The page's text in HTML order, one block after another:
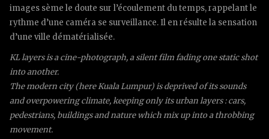
images sème le doute sur l’écoulement du temps, rappelant le
rythme d’une caméra se surveillance. Il en résulte la sensation
d’une ville dématérialisée.
KL layers is a cine-photograph, a silent film fading one static shot
into another.
The modern city (here Kuala Lumpur) is deprived of its sounds
and overpowering climate, keeping only its urban layers : cars,
pedestrians, buildings and nature which mix up into a throbbing
movement.